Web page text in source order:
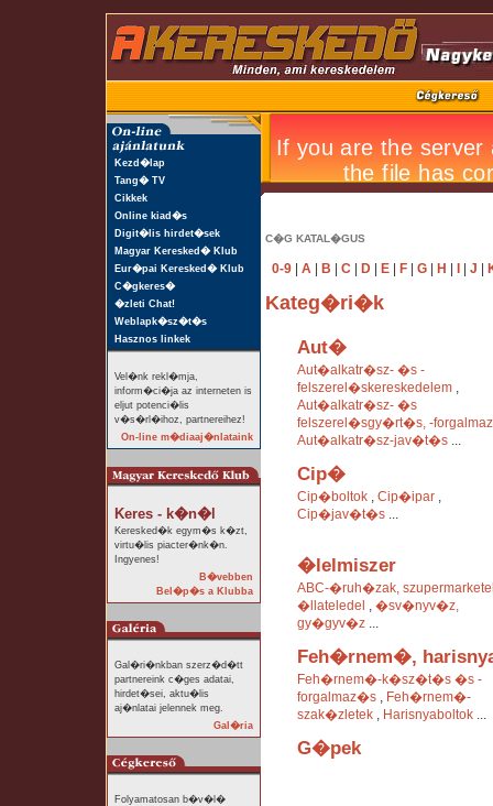
Kezd�lap
Tang� TV
Cikkek
Online kiad�s
Digit�lis hirdet�sek
Magyar Keresked� Klub
Eur�pai Keresked� Klub
C�gkeres�
�zleti Chat!
Weblapk�sz�t�s
Hasznos linkek
Vel�nk rekl�mja,
inform�ci�ja az interneten is
eljut potenci�lis
v�s�rl�ihoz, partnereihez!
On-line m�diaaj�nlataink
Keres - k�n�l
Keresked�k egym�s k�zt,
virtu�lis piacter�nk�n.
Ingyenes!
B�vebben
Bel�p�s a Klubba
Gal�ri�nkban szerz�d�tt
partnereink c�ges adatai,
hirdet�sei, aktu�lis
aj�nlatai jelennek meg.
Gal�ria
Folyamatosan b�v�l�
C�G KATAL�GUS
0-9| A| B C D| E| F| G| H J
Kateg�ri�k
Aut�
Aut�alkatr�sz- �s -
felszerel�skereskedelem ,
Aut�alkatr�sz- �s
felszerel�sgy�rt�s, -
Aut�alkatr�sz-jav�t�s ...
Cip�
Cip�boltok , Cip�ipar ,
Cip�jav�t�s ...
�lelmiszer
ABC-�ruh�zak,
�llateledel , �sv�nyv�z,
gy�gyv�z ...
Feh�rnem�,
Feh�rnem�-k�sz�t�s �s -
forgalmaz�s , Feh�rnem�-
szak�zletek , Harisnyaboltok ...
G�pek